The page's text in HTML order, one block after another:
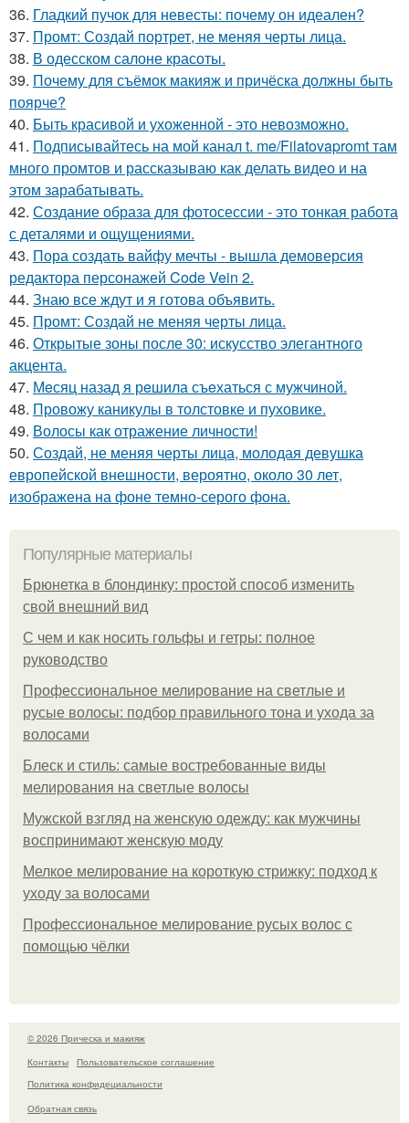
36. Гладкий пучок для невесты: почему он идеален?
37. Промт: Создай портрет, не меняя черты лица.
38. В одесском салоне красоты.
39. Почему для съёмок макияж и причёска должны быть
поярче?
40. Быть красивой и ухоженной - это невозможно.
41. Подписывайтесь на мой канал t. me/Filatovapromt там
много промтов и рассказываю как делать видео и на
этом зарабатывать.
42. Создание образа для фотосессии - это тонкая работа
с деталями и ощущениями.
43. Пора создать вайфу мечты - вышла демоверсия
редактора персонажей Code Vein 2.
44. Знаю все ждут и я готова объявить.
45. Промт: Создай не меняя черты лица.
46. Открытые зоны после 30: искусство элегантного
акцента.
47. Мeсяц назад я рeшила съeхаться с мужчиной.
48. Провожу каникулы в толстовке и пуховике.
49. Волосы как отражение личности!
50. Создай, не меняя черты лица, молодая девушка
европейской внешности, вероятно, около 30 лет,
изображена на фоне темно-серого фона.
Популярные материалы
Брюнетка в блондинку: простой способ изменить
свой внешний вид
С чем и как носить гольфы и гетры: полное
руководство
Профессиональное мелирование на светлые и
русые волосы: подбор правильного тона и ухода за
волосами
Блеск и стиль: самые востребованные виды
мелирования на светлые волосы
Мужской взгляд на женскую одежду: как мужчины
воспринимают женскую моду
Мелкое мелирование на короткую стрижку: подход к
уходу за волосами
Профессиональное мелирование русых волос с
помощью чёлки
© 2026 Прическа и макияж
Контакты
Пользовательское соглашение
Политика конфидециальности
Обратная связь